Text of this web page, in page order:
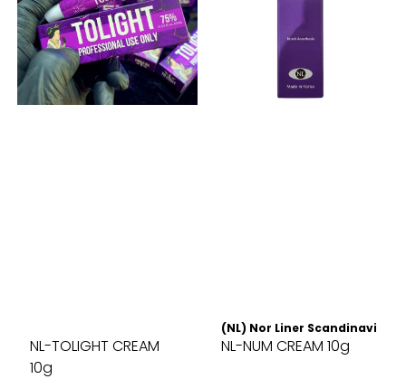
NL-TOLIGHT CREAM
10g
(NL) Nor Liner Scandinavia AS
NL-NUM CREAM 10g